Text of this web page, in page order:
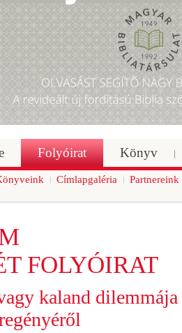
Folyóirat Könyv
Címlapgaléria Partnereink
FOLYÓIRAT
kaland